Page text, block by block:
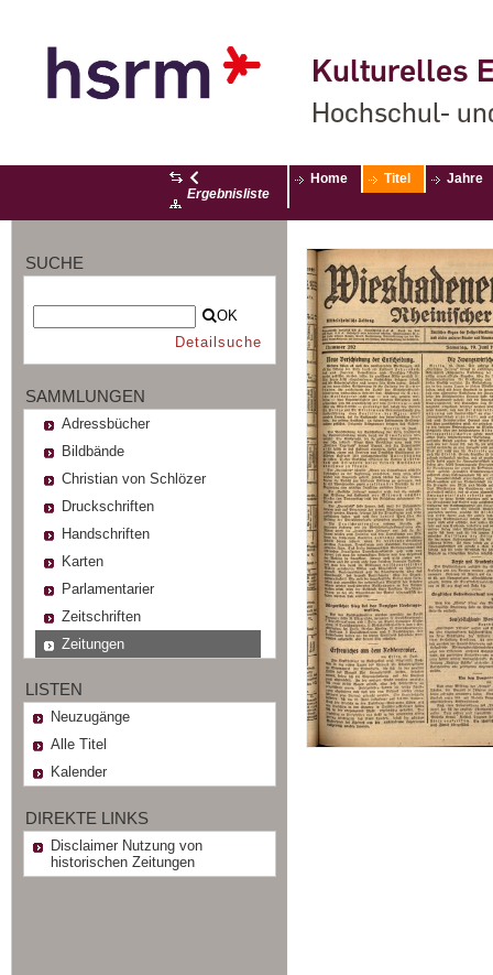
Kulturelles
Hochschul-
Ergebnisliste
Home Titel Jahre
SUCHE
OK
Detailsuche
SAMMLUNGEN
Adressbücher
Bildbände
Christian von Schlözer
Druckschriften
Handschriften
Karten
Parlamentarier
Zeitschriften
Zeitungen
LISTEN
Neuzugänge
Alle Titel
Kalender
DIREKTE LINKS
Disclaimer Nutzung von
historischen Zeitungen